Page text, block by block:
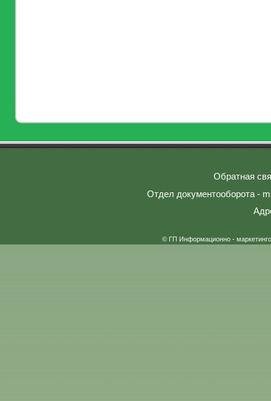
Обратная
Отдел документооборота -
© ГП Информационно -